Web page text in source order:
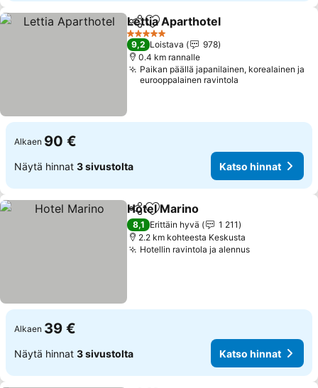
Jaa Lisää suosikkeihin
Lettia Aparthotel
5 Tähtiluokitus
9,2 Loistava
978
0.4 km rannalle
Paikan päällä japanilainen, korealainen ja
eurooppalainen ravintola
Alkaen 90 €
Näytä hinnat 3 sivustolta Katso hinnat
Jaa Lisää suosikkeihin
Hotel Marino
8,1 Erittäin hyvä
1 211
2.2 km kohteesta Keskusta
Hotellin ravintola ja alennusKatso hinnat
Alkaen 39 €
Näytä hinnat 3 sivustolta Katso hinnat